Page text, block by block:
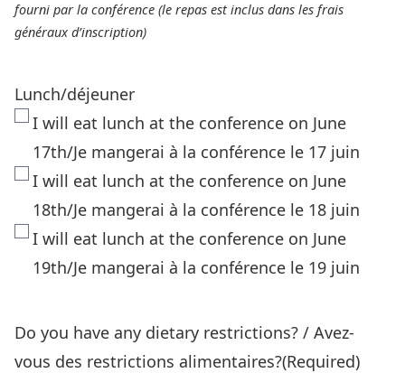
fourni par la conférence (le repas est inclus dans les frais
généraux d’inscription)
Lunch/déjeuner
I will eat lunch at the conference on June
17th/Je mangerai à la conférence le 17 juin
I will eat lunch at the conference on June
18th/Je mangerai à la conférence le 18 juin
I will eat lunch at the conference on June
19th/Je mangerai à la conférence le 19 juin
Do you have any dietary restrictions? / Avez-
vous des restrictions alimentaires?(Required)